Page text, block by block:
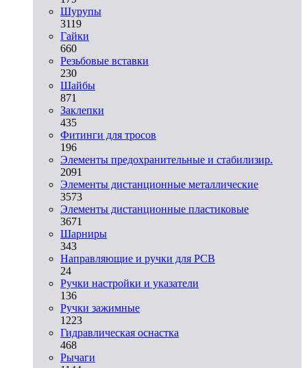
Шурупы
3119
Гайки
660
Резьбовые вставки
230
Шайбы
871
Заклепки
435
Фитинги для тросов
196
Элементы предохранительные и стабилизир.
2091
Элементы дистанционные металлические
3573
Элементы дистанционные пластиковые
3671
Шарниры
343
Направляющие и ручки для PCB
24
Ручки настройки и указатели
136
Ручки зажимные
1223
Гидравлическая оснастка
468
Рычаги